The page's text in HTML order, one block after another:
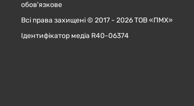
обов'язкове
Всі права захищені © 2017 - 2026 ТОВ «ПМХ»
Ідентифікатор медіа R40-06374